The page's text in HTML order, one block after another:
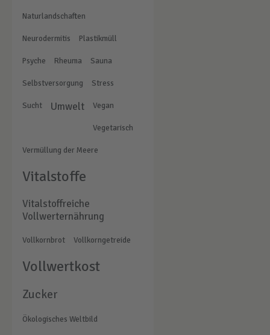
Naturlandschaften
Neurodermitis Plastikmüll
Psyche Rheuma Sauna
Selbstversorgung Stress
Sucht Umwelt Vegan
Vegetarisch
Vermüllung der Meere
Vitalstoffe
Vitalstoffreiche
Vollwerternährung
Vollkornbrot Vollkorngetreide
Vollwertkost
Zucker
Ökologisches Weltbild